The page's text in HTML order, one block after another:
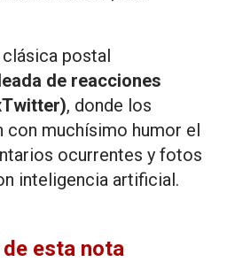
postal
de reacciones
, donde los
con muchísimo humor el
ocurrentes y fotos
inteligencia artificial.
esta nota